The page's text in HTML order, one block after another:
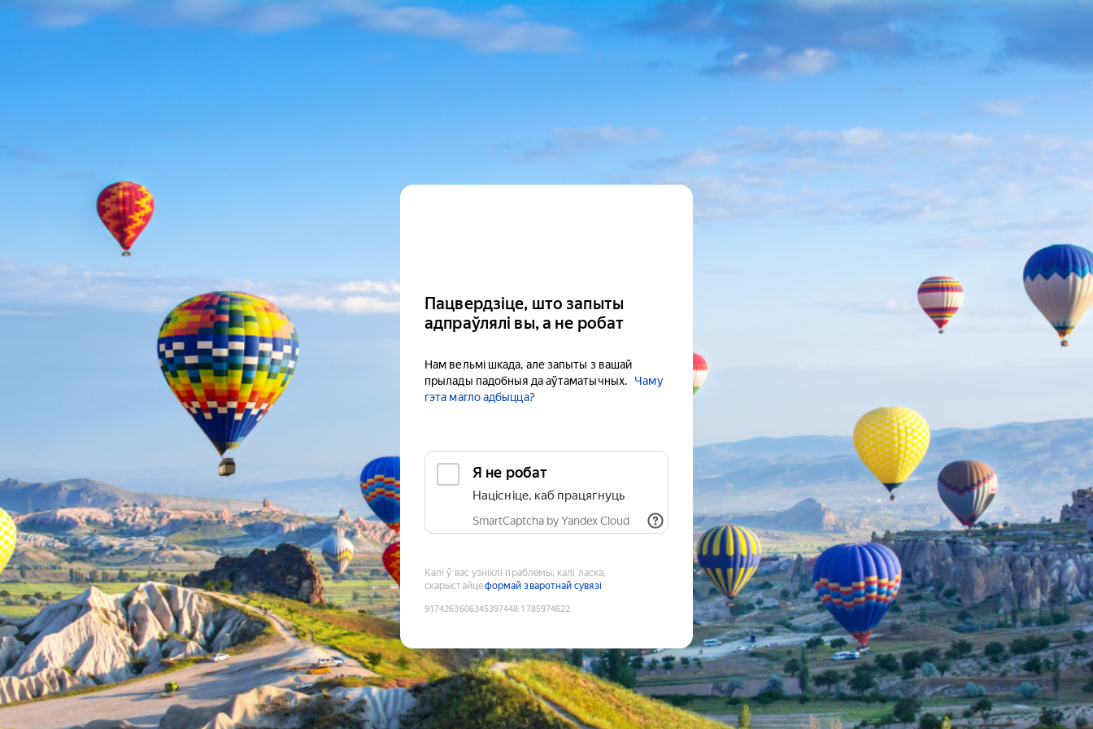
Пацвердзіце, што запыты
адпраўлялі вы, а не робат
Нам вельмі шкада, але запыты з вашай
прылады падобныя да аўтаматычных.
Чаму
гэта магло адбыцца?
Я не робат
Націсніце, каб працягнуць
SmartCaptcha by Yandex Cloud
Калі ў вас узніклі праблемы, калі ласка,
скарыстайцеформай зваротнай сувязі
9174263606345397448:1785974622